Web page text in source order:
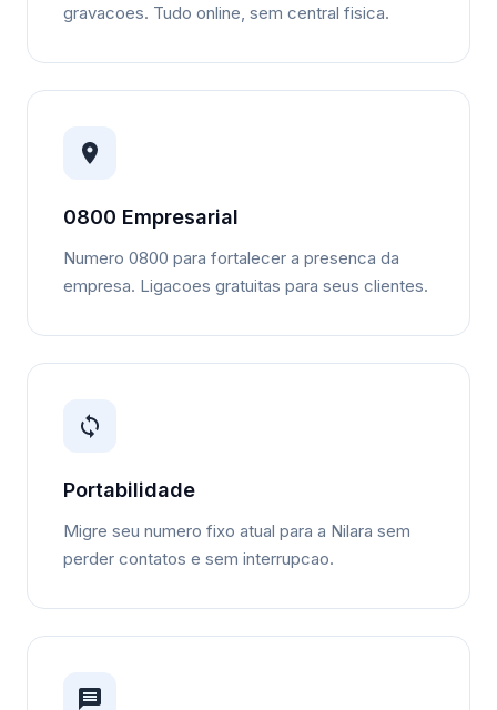
gravacoes. Tudo online, sem central fisica.
0800 Empresarial
Numero 0800 para fortalecer a presenca da
empresa. Ligacoes gratuitas para seus clientes.
Portabilidade
Migre seu numero fixo atual para a Nilara sem
perder contatos e sem interrupcao.